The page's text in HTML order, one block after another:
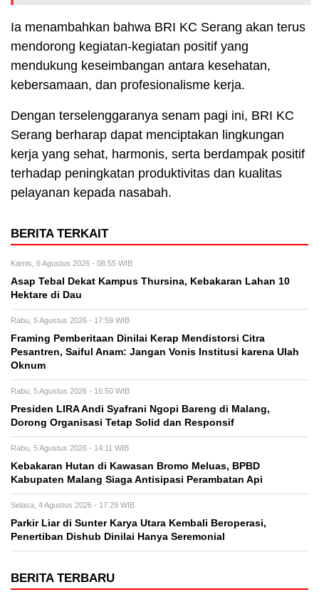
Ia menambahkan bahwa BRI KC Serang akan terus
mendorong kegiatan-kegiatan positif yang
mendukung keseimbangan antara kesehatan,
kebersamaan, dan profesionalisme kerja.
Dengan terselenggaranya senam pagi ini, BRI KC
Serang berharap dapat menciptakan lingkungan
kerja yang sehat, harmonis, serta berdampak positif
terhadap peningkatan produktivitas dan kualitas
pelayanan kepada nasabah.
BERITA TERKAIT
Kamis, 6 Agustus 2026 - 08:55 WIB
Asap Tebal Dekat Kampus Thursina, Kebakaran Lahan 10
Hektare di Dau
Rabu, 5 Agustus 2026 - 17:59 WIB
Framing Pemberitaan Dinilai Kerap Mendistorsi Citra
Pesantren, Saiful Anam: Jangan Vonis Institusi karena Ulah
Oknum
Rabu, 5 Agustus 2026 - 16:50 WIB
Presiden LIRA Andi Syafrani Ngopi Bareng di Malang,
Dorong Organisasi Tetap Solid dan Responsif
Rabu, 5 Agustus 2026 - 14:11 WIB
Kebakaran Hutan di Kawasan Bromo Meluas, BPBD
Kabupaten Malang Siaga Antisipasi Perambatan Api
Selasa, 4 Agustus 2026 - 17:29 WIB
Parkir Liar di Sunter Karya Utara Kembali Beroperasi,
Penertiban Dishub Dinilai Hanya Seremonial
BERITA TERBARU